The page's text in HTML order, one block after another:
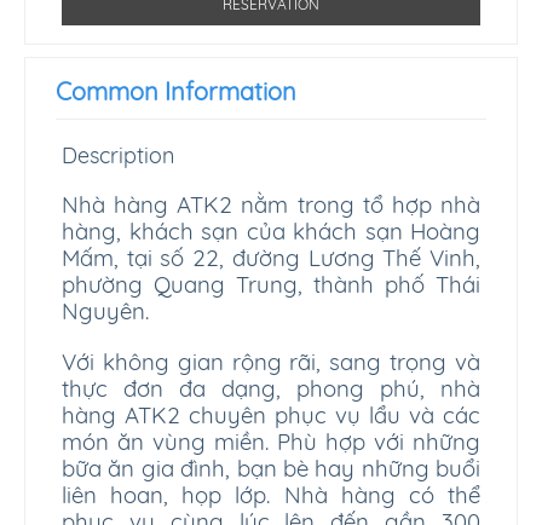
Common Information
Description
Nhà hàng ATK2 nằm trong tổ hợp nhà
hàng, khách sạn của khách sạn Hoàng
Mấm, tại số 22, đường Lương Thế Vinh,
phường Quang Trung, thành phố Thái
Nguyên.
Với không gian rộng rãi, sang trọng và
thực đơn đa dạng, phong phú, nhà
hàng ATK2 chuyên phục vụ lẩu và các
món ăn vùng miền. Phù hợp với những
bữa ăn gia đình, bạn bè hay những buổi
liên hoan, họp lớp. Nhà hàng có thể